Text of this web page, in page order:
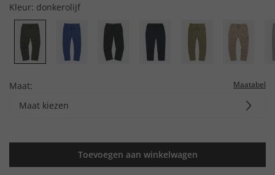
Kleur: donkerolijf
Maat: Maatabel
Maat kiezen
Toevoegen aan winkelwagen